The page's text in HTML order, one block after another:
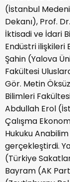
(İstanbul
Dekanı), Prof.
İktisadi ve İdari
Endüstri ilişkileri
Şahin (Yalova
Fakültesi
Gör. Metin
Bilimleri
Abdullah Erol
Çalışma
Hukuku
gerçekleştirdi.
(Türkiye
Bayram (AK